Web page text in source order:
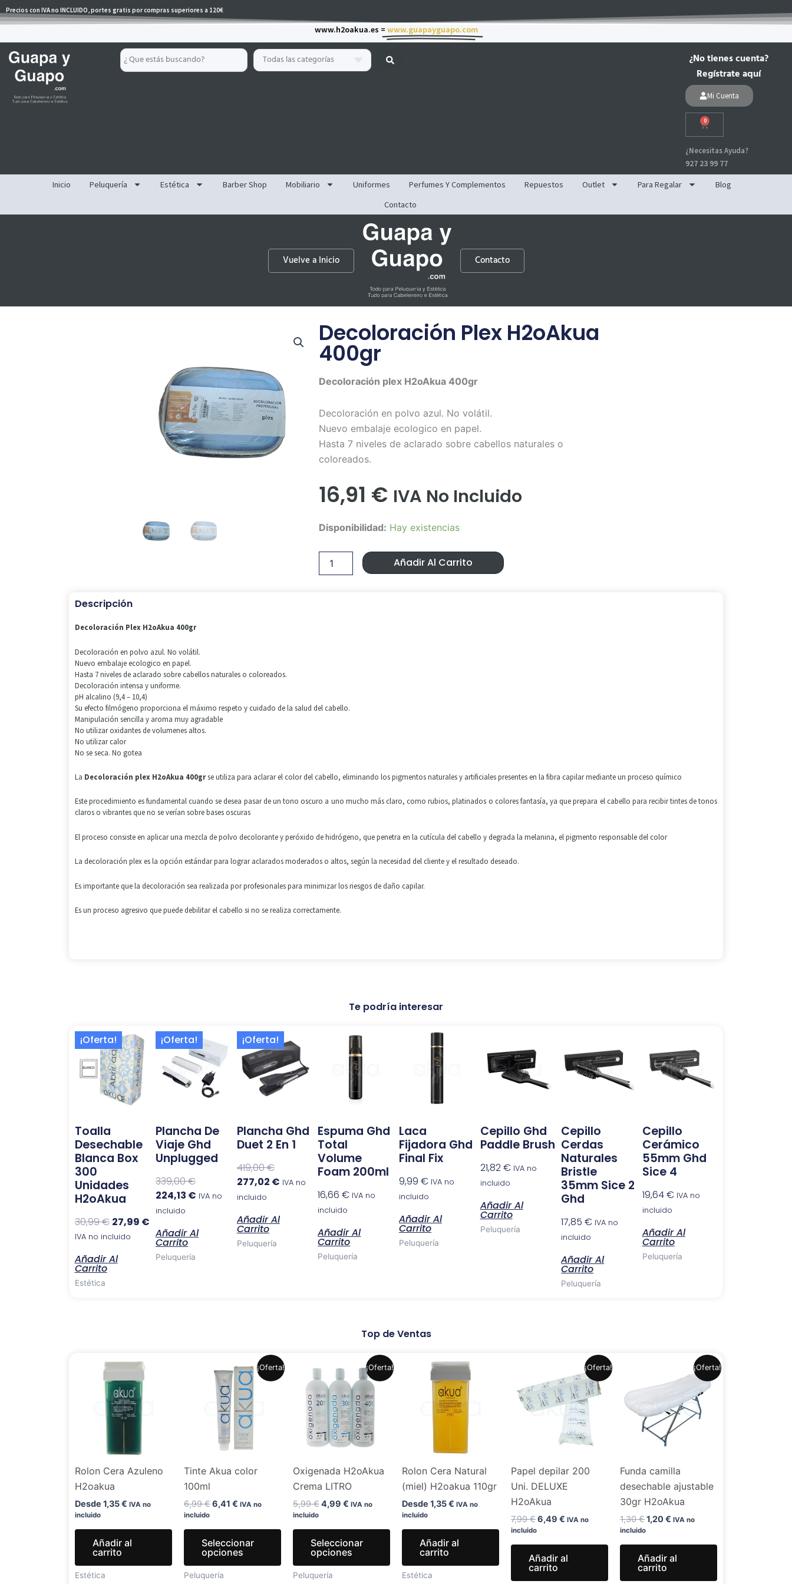
al
Precios con IVA no INCLUIDO, portes gratis por compras superiores a 120€
www.h2oakua.es = www.guapayguapo.com
Search
...
Todas las categorías
¿No tienes cuenta?
Regístrate aquí
Mi Cuenta
0
Carrito
¿Necesitas Ayuda?
927 23 99 77
Inicio Peluquería Estética Barber Shop Mobiliario Uniformes Perfumes Y Complementos Repuestos Outlet Para Regalar
Blog
Contacto
Vuelve a Inicio Contacto
Decoloración Plex H2oAkua
400gr
Decoloración plex H2oAkua 400gr
Decoloración en polvo azul. No volátil.
Nuevo embalaje ecologico en papel.
Hasta 7 niveles de aclarado sobre cabellos naturales o
coloreados.
16,91 € IVA No Incluido
Disponibilidad: Hay existencias
Decoloración
Plex
400gr
Añadir Al Carrito
Descripción
Decoloración Plex H2oAkua 400gr
Decoloración en polvo azul. No volátil.
Nuevo embalaje ecologico en papel.
Hasta 7 niveles de aclarado sobre cabellos naturales o coloreados.
Decoloración intensa y uniforme.
pH alcalino (9,4 – 10,4)
Su efecto filmógeno proporciona el máximo respeto y cuidado de la salud del cabello.
Manipulación sencilla y aroma muy agradable
No utilizar oxidantes de volumenes altos.
No utilizar calor
No se seca. No gotea
La Decoloración plex H2oAkua 400grse utiliza para aclarar el color del cabello, eliminando los pigmentos naturales y artificiales presentes en la fibra capilar mediante un proceso químico
Este procedimiento es fundamental cuando se desea pasar de un tono oscuro a uno mucho más claro, como rubios, platinados o colores fantasía, ya que prepara el cabello para recibir tintes de tonos
claros o vibrantes que no se verían sobre bases oscuras
El proceso consiste en aplicar una mezcla de polvo decolorante y peróxido de hidrógeno, que penetra en la cutícula del cabello y degrada la melanina, el pigmento responsable del color
La decoloración plex es la opción estándar para lograr aclarados moderados o altos, según la necesidad del cliente y el resultado deseado.
Es importante que la decoloración sea realizada por profesionales para minimizar los riesgos de daño capilar.
Es un proceso agresivo que puede debilitar el cabello si no se realiza correctamente.
Te podría interesar
¡Oferta!
Toalla
Desechable
Blanca Box
300
Unidades
H2oAkua
30,99€
El
precio
original
era:
30,99 €.
27,99 €
precio
actual
IVA no incluido
Añadir Al
Carrito
Estética
¡Oferta!
Plancha De
Viaje Ghd
Unplugged
339,00€
El
precio
original
era:
339,00 €.
224,13 €
El
precio
actual
es:
224,13 €.
IVA no
incluido
Añadir Al
Carrito
Peluquería
¡Oferta!
Plancha Ghd
Duet 2 En 1
419,00€
El
precio
original
era:
419,00 €.
277,02 €
precio
actual
es:
277,02 €.
IVA no
incluido
Añadir Al
Carrito
Peluquería
Espuma Ghd
Total
Volume
Foam 200ml
16,66€ IVA no
incluido
Añadir Al
Carrito
Peluquería
Laca
Fijadora Ghd
Final Fix
9,99 € IVA no
incluido
Añadir Al
Carrito
Peluquería
Cepillo Ghd
Paddle Brush
21,82€ IVA no
incluido
Añadir Al
Carrito
Peluquería
Cepillo
Cerdas
Naturales
Bristle
35mm Sice 2
Ghd
17,85€ IVA no
incluido
Añadir Al
Carrito
Peluquería
Cepillo
Cerámico
55mm Ghd
Sice 4
19,64€ IVA no
incluido
Añadir Al
Carrito
Peluquería
Top de Ventas
Rolon Cera Azuleno
H2oakua
Desde 1,35€ IVA no
incluido
Añadir al
carrito
Estética
¡Oferta!
Tinte Akua color
100ml
6,99€
precio
original
era:
6,99 €.
6,41 €
precio
actual
es:
6,41 €.
IVA no
incluido
Seleccionar
opciones
Este
producto
múltiples
variantes.
pueden
elegir
la
de
producto
Peluquería
¡Oferta!
Oxigenada H2oAkua
Crema LITRO
5,99€
precio
original
era:
5,99 €.
4,99 €
precio
actual
es:
4,99 €.
IVA no
incluido
Seleccionar
opciones
Este
producto
pueden
elegir
la
de
producto
Peluquería
Rolon Cera Natural
(miel) H2oakua 110gr
Desde 1,35€ IVA no
incluido
Añadir al
carrito
Estética
¡Oferta!
Papel depilar 200
Uni. DELUXE
H2oAkua
7,99€
original
era:
7,99 €.
6,49€
precio
actual
es:
6,49 €.
IVA no
incluido
Añadir al
carrito
¡Oferta!
Funda camilla
desechable ajustable
30gr H2oAkua
1,30€
original
1,30 €.
1,20€
precio
actual
1,20 €.
IVA no
incluido
Añadir al
carrito